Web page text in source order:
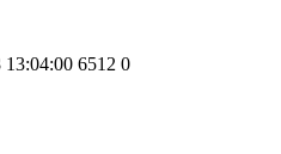
13:04:00 6512 0